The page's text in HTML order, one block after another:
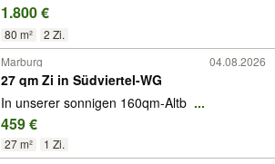
1.800 €
80 m² 2 Zi.
Marburg 04.08.2026
27 qm Zi in Südviertel-WG
In unserer sonnigen 160qm-Altb ...
459 €
27 m²
1 Zi.